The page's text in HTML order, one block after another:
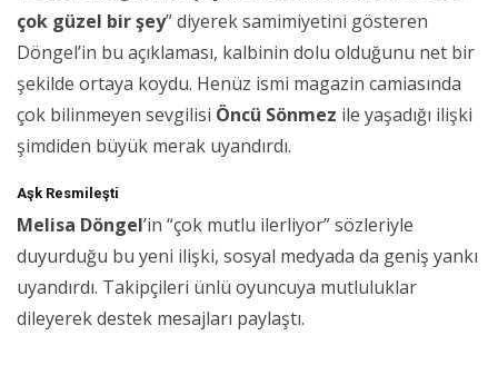
çok güzel bir şey” diyerek samimiyetini gösteren
Döngel’in bu açıklaması, kalbinin dolu olduğunu net bir
şekilde ortaya koydu. Henüz ismi magazin camiasında
çok bilinmeyen sevgilisi Öncü Sönmez ile yaşadığı ilişki
şimdiden büyük merak uyandırdı.
Aşk Resmileşti
Melisa Döngel’in “çok mutlu ilerliyor” sözleriyle
duyurduğu bu yeni ilişki, sosyal medyada da geniş yankı
uyandırdı. Takipçileri ünlü oyuncuya mutluluklar
dileyerek destek mesajları paylaştı.